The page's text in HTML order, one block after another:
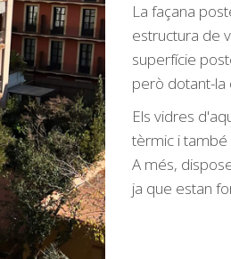
La façana
estructura de
superfície
però dotant-la
Els vidres
tèrmic i
A més,
ja que estan